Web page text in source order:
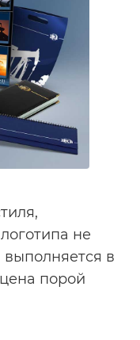
не
выполняется в
порой